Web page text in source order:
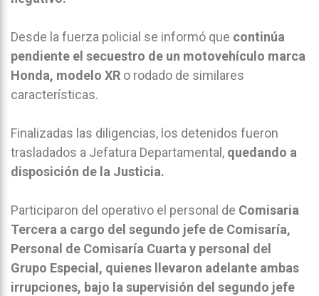
Desde la fuerza policial se informó que continúa
pendiente el secuestro de un motovehículo marca
Honda, modelo XR o rodado de similares
características.
Finalizadas las diligencias, los detenidos fueron
trasladados a Jefatura Departamental, quedando a
disposición de la Justicia.
Participaron del operativo el personal de Comisaria
Tercera a cargo del segundo jefe de Comisaría,
Personal de Comisaría Cuarta y personal del
Grupo Especial, quienes llevaron adelante ambas
irrupciones, bajo la supervisión del segundo jefe